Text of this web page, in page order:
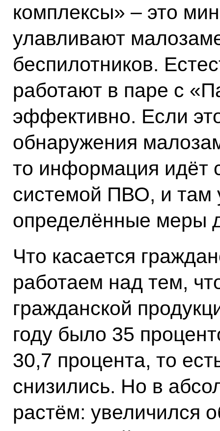
комплексы» – это
улавливают
беспилотников.
работают в паре с
эффективно. Если
обнаружения
то информация идёт
системой ПВО, и там
определённые меры
Что касается
работаем над тем,
гражданской
году было 35
30,7 процента, то
снизились. Но в
растём: увеличился